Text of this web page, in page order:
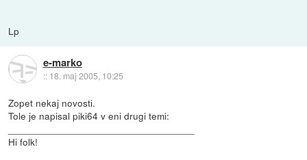
Lp
e-marko
:: 18. maj 2005, 10:25
Zopet nekaj novosti.
Tole je napisal piki64 v eni drugi temi:
Hi folk!